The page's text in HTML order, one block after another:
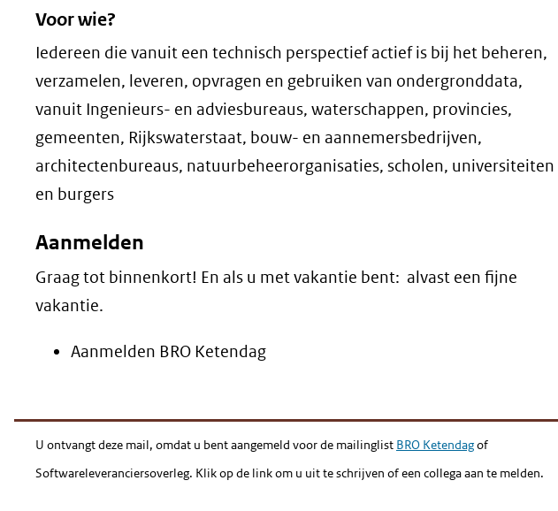
Voor wie?
Iedereen die vanuit een technisch perspectief actief is bij het beheren,
verzamelen, leveren, opvragen en gebruiken van ondergronddata,
vanuit Ingenieurs- en adviesbureaus, waterschappen, provincies,
gemeenten, Rijkswaterstaat, bouw- en aannemersbedrijven,
architectenbureaus, natuurbeheerorganisaties, scholen, universiteiten
en burgers
Aanmelden
Graag tot binnenkort! En als u met vakantie bent: alvast een fijne
vakantie.
Aanmelden BRO Ketendag
U ontvangt deze mail, omdat u bent aangemeld voor de mailinglist BRO Ketendagof
Softwareleveranciersoverleg. Klik op de link om u uit te schrijven of een collega aan te melden.